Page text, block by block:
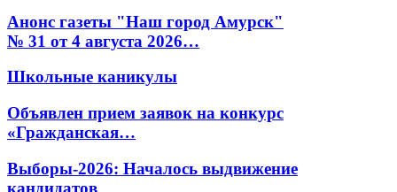
Анонс газеты "Наш город Амурск"
№ 31 от 4 августа 2026…
Школьные каникулы
Объявлен прием заявок на конкурс
«Гражданская…
Выборы-2026: Началось выдвижение
кандидатов